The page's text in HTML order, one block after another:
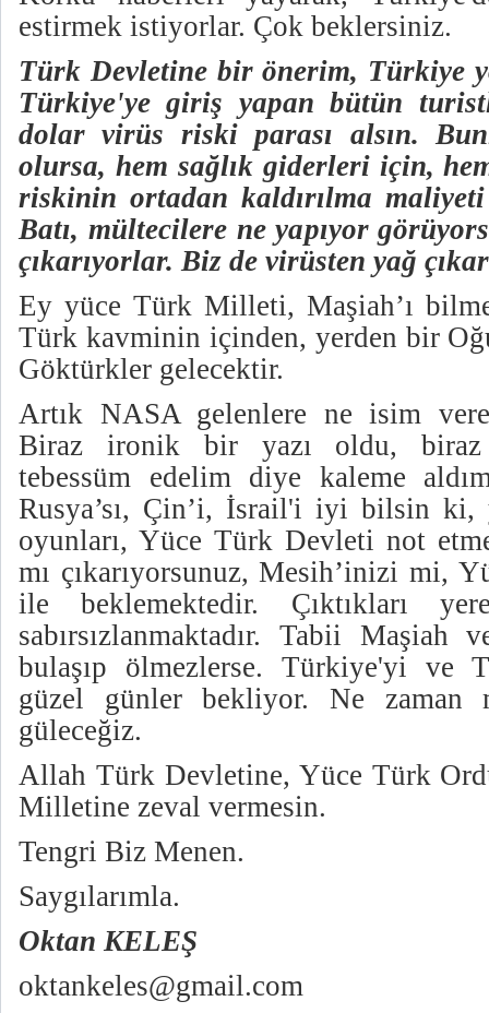
estirmek istiyorlar. Çok beklersiniz.
Türk Devletine bir önerim, Türkiye
Türkiye'ye giriş yapan bütün
dolar virüs riski parası alsın.
olursa, hem sağlık giderleri için,
riskinin ortadan kaldırılma
Batı, mültecilere ne yapıyor
çıkarıyorlar. Biz de virüsten yağ
Ey yüce Türk Milleti, Maşiah’ı
Türk kavminin içinden, yerden bir
Göktürkler gelecektir.
Artık NASA gelenlere ne isim
Biraz ironik bir yazı oldu, biraz
tebessüm edelim diye kaleme
Rusya’sı, Çin’i, İsrail'i iyi bilsin ki,
oyunları, Yüce Türk Devleti not
mı çıkarıyorsunuz, Mesih’inizi mi,
ile beklemektedir. Çıktıkları
sabırsızlanmaktadır. Tabii Maşiah
bulaşıp ölmezlerse. Türkiye'yi ve
güzel günler bekliyor. Ne zaman
güleceğiz.
Allah Türk Devletine, Yüce Türk
Milletine zeval vermesin.
Tengri Biz Menen.
Saygılarımla.
Oktan KELEŞ
oktankeles@gmail.com